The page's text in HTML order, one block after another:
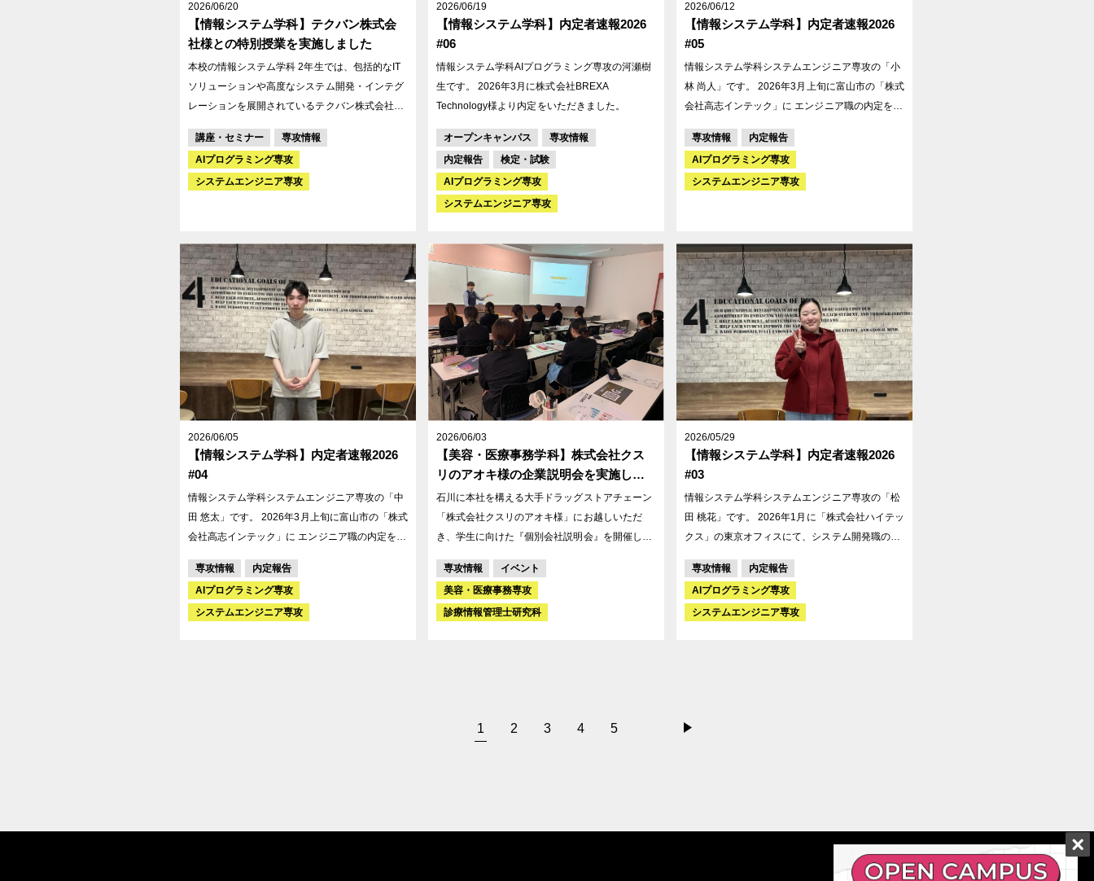
は、3つの課題説明の後、さっそく1つ目のパッケ
ージデザイン制作に着手しました。ターゲットに
響くデザインのレクチャーを受け、学生たちは学
ぶAI技術をどう掛け合わせるか、真剣な表情で構
想を膨らませています。
2026/06/20
【情報システム学科】テクバン株式会
社様との特別授業を実施しました
本校の情報システム学科 2年生では、包括的なIT
ソリューションや高度なシステム開発・インテグ
レーションを展開されているテクバン株式会社様
ン株式会社様は、企業のITインフラ構築やシステ
ム開発をはじめ、最新のAI・DX推進で業界をリー
ドされている企業です。 今回の特別授業では、同
た。
講座・セミナー
専攻情報
AIプログラミング専攻
システムエンジニア専攻
2026/06/19
【情報システム学科】内定者速報2026
#06
情報システム学科AIプログラミング専攻の河瀬樹
生です。 2026年3月に株式会社BREXA
Technology様より内定をいただきました。
オープンキャンパス
専攻情報
内定報告
検定・試験
AIプログラミング専攻
システムエンジニア専攻
2026/06/12
【情報システム学科】内定者速報2026
#05
情報システム学科システムエンジニア専攻の「小
林 尚人」です。 2026年3月上旬に富山市の「株式
会社高志インテック」に エンジニア職の内定をい
専攻情報
内定報告
AIプログラミング専攻
システムエンジニア専攻
2026/06/05
【情報システム学科】内定者速報2026
#04
情報システム学科システムエンジニア専攻の「中
田 悠太」です。 2026年3月上旬に富山市の「株式
会社高志インテック」に エンジニア職の内定をい
専攻情報
内定報告
AIプログラミング専攻
システムエンジニア専攻
2026/06/03
【美容・医療事務学科】株式会社クス
リのアオキ様の企業説明会を実施しま
した！
石川に本社を構える大手ドラッグストアチェーン
「株式会社クスリのアオキ様」にお越しいただ
き、学生に向けた『個別会社説明会』を開催しま
3時間のプログラムを、本校の学生のためにじっ
くり実施していただけることに！? 業界の情報か
ら、クスリのアオキ様ならではの魅力、気になる
のために充実した時間を作ってくださった株式会
専攻情報
イベント
美容・医療事務専攻
診療情報管理士研究科
2026/05/29
【情報システム学科】内定者速報2026
#03
情報システム学科システムエンジニア専攻の「松
田 桃花」です。 2026年1月に「株式会社ハイテッ
クス」の東京オフィスにて、システム開発職の内
専攻情報
内定報告
AIプログラミング専攻
システムエンジニア専攻
1 2 3 4 5